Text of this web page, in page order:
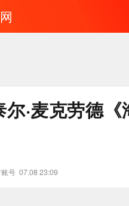
尔·麦克劳德
号 07.08 23:09